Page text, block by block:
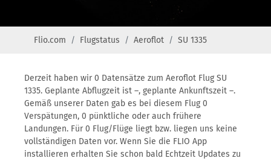
Flio.com Flugstatus Aeroflot SU 1335
Derzeit haben wir 0 Datensätze zum Aeroflot Flug SU
1335. Geplante Abflugzeit ist –, geplante Ankunftszeit –.
Gemäß unserer Daten gab es bei diesem Flug 0
Verspätungen, 0 pünktliche oder auch frühere
Landungen. Für 0 Flug/Flüge liegt bzw. liegen uns keine
vollständigen Daten vor. Wenn Sie die FLIO App
installieren erhalten Sie schon bald Echtzeit Updates zu